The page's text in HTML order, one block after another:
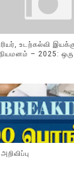
உடற்கல்வி
நியமனம் – 2025: